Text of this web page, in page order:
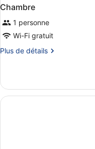
Chambre
1 personne
Wi-Fi gratuit
Plus de détails
Plus
le
type
de